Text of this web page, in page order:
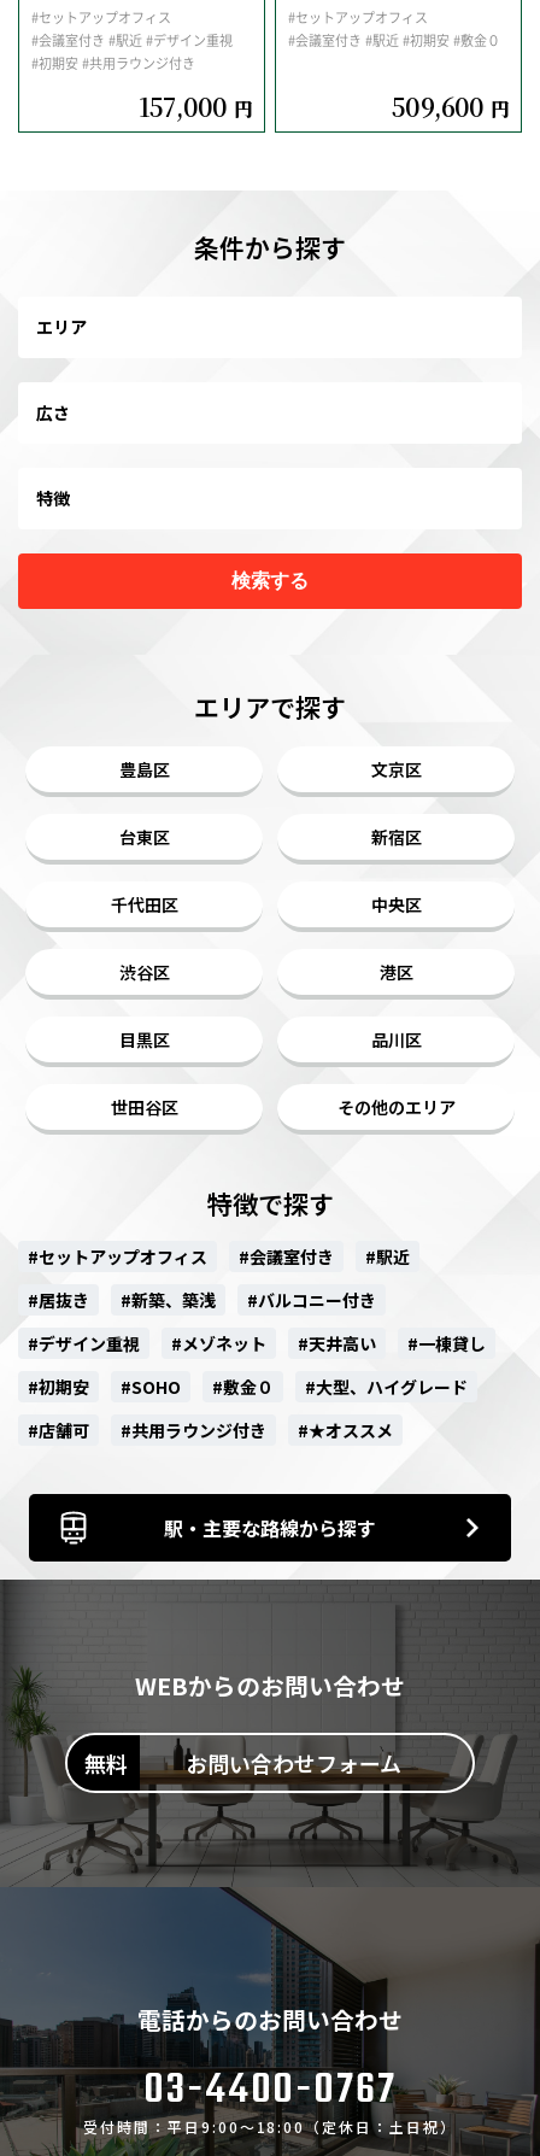
#セットアップオフィス
#会議室付き #駅近 #デザイン重視
#初期安 #共用ラウンジ付き
157,000 円
#セットアップオフィス
#会議室付き #駅近 #初期安 #敷金０
509,600 円
条件から探す
エリア
広さ
特徴
検索する
エリアで探す
豊島区 文京区
台東区 新宿区
千代田区 中央区
渋谷区 港区
目黒区 品川区
世田谷区 その他のエリア
特徴で探す
#セットアップオフィス #会議室付き
#駅近
#居抜き
#新築、築浅
#バルコニー付き
#デザイン重視
#メゾネット #天井高い
#一棟貸し
#初期安
#SOHO #敷金０
#大型、ハイグレード
#店舗可
#共用ラウンジ付き #★オススメ
駅・主要な路線から探す
WEBからのお問い合わせ
お問い合わせフォーム
電話からのお問い合わせ
03-4400-0767
受付時間：平日9:00～18:00（定休日：土日祝）